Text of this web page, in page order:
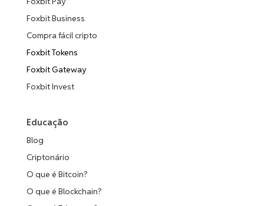
Foxbit Business
Compra fácil cripto
Foxbit Tokens
Foxbit Gateway
Foxbit Invest
Educação
Blog
Criptonário
O que é Bitcoin?
O que é Blockchain?